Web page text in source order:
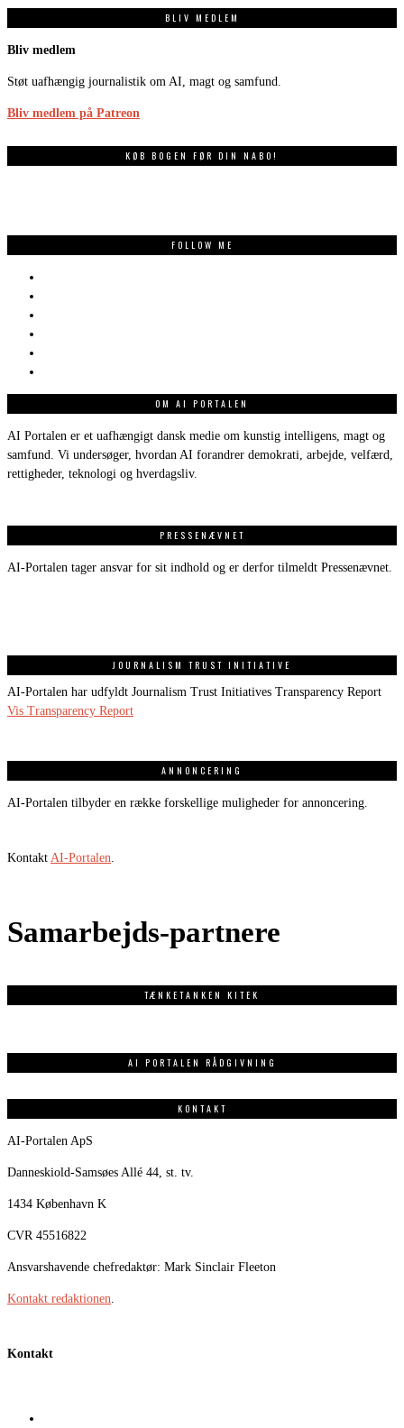
BLIV MEDLEM
Bliv medlem
Støt uafhængig journalistik om AI, magt og samfund.
Bliv medlem på Patreon
KØB BOGEN FØR DIN NABO!
FOLLOW ME
OM AI PORTALEN
AI Portalen er et uafhængigt dansk medie om kunstig intelligens, magt og
samfund. Vi undersøger, hvordan AI forandrer demokrati, arbejde, velfærd,
rettigheder, teknologi og hverdagsliv.
PRESSENÆVNET
AI-Portalen tager ansvar for sit indhold og er derfor tilmeldt Pressenævnet.
JOURNALISM TRUST INITIATIVE
AI-Portalen har udfyldt Journalism Trust Initiatives Transparency Report
Vis Transparency Report
ANNONCERING
AI-Portalen tilbyder en række forskellige muligheder for annoncering.
Kontakt AI-Portalen
Samarbejds-partnere
TÆNKETANKEN KITEK
AI PORTALEN RÅDGIVNING
KONTAKT
AI-Portalen ApS
Danneskiold-Samsøes Allé 44, st. tv.
1434 København K
CVR 45516822
Ansvarshavende chefredaktør: Mark Sinclair Fleeton
Kontakt redaktionen.
Kontakt